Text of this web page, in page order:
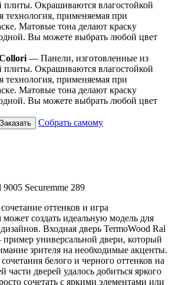
плиты. Окрашиваются влагостойкой
технология, применяемая при
Матовые тона делают краску
Вы можете выбрать любой цвет
— Панели, изготовленные из
плиты. Окрашиваются влагостойкой
технология, применяемая при
Матовые тона делают краску
Вы можете выбрать любой цвет
Заказать
Собрать самому
Securemme 289
оттенков и игра
создать идеальную модель для
Входная дверь TermoWood Ral
пример универсальной двери, который
зрителя на необходимые акценты.
белого и черного оттенков на
дверей удалось добиться яркого
сочетать с яркими элементами или